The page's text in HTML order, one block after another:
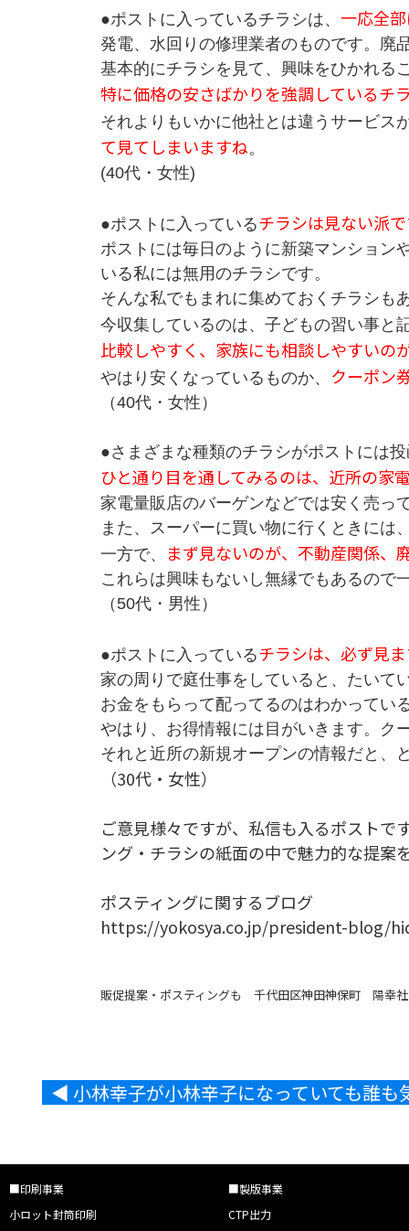
●ポストに入っているチラシは、 一応全
発電、水回りの修理業者のものです。廃
基本的にチラシを見て、興味をひかれる
特に価格の安さばかりを強調しているチ
それよりもいかに他社とは違うサービス
て見てしまいますね。
(40代・女性)
●ポストに入っているチラシは見ない派
ポストには毎日のように新築マンション
いる私には無用のチラシです。
そんな私でもまれに集めておくチラシも
今収集しているのは、子どもの習い事と
比較しやすく、家族にも相談しやすいの
やはり安くなっているものか、 クーポン
（40代・女性）
●さまざまな種類のチラシがポストには
ひと通り目を通してみるのは、近所の家
家電量販店のバーゲンなどでは安く売っ
また、スーパーに買い物に行くときには
一方で、
まず見ないのが、不動産関係、
これらは興味もないし無縁でもあるので
（50代・男性）
●ポストに入っているチラシは、必ず見
家の周りで庭仕事をしていると、たいて
お金をもらって配ってるのはわかってい
やはり、お得情報には目がいきます。ク
それと近所の新規オープンの情報だと、
（30代・女性）
ご意見様々ですが、私信も入るポストで
ング・チラシの紙面の中で魅力的な提案
ポスティングに関するブログ
https://yokosya.co.jp/president-blog/
販促提案・ポスティングも 千代田区神田神保町 陽幸
◀︎ 小林幸子が小林辛子になっていても誰も
■印刷事業
小ロット封筒印刷
■製版事業
CTP出力